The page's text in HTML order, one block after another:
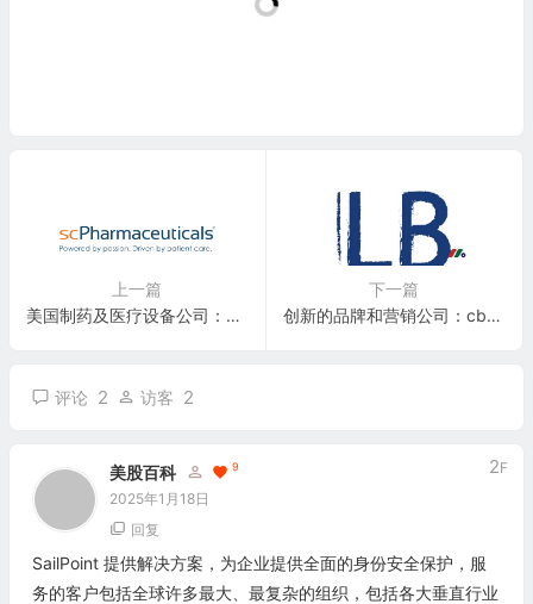
上一篇
美国制药及医疗设备公司：Scpharmaceuticals Inc.(SCPH)
下一篇
创新的品牌和营销公司：cbdMD, Inc.(YCBD)
评论 2 访客 2
美股百科 9
2025年1月18日
2F
回复
SailPoint 提供解决方案，为企业提供全面的身份安全保护，服
务的客户包括全球许多最大、最复杂的组织，包括各大垂直行业